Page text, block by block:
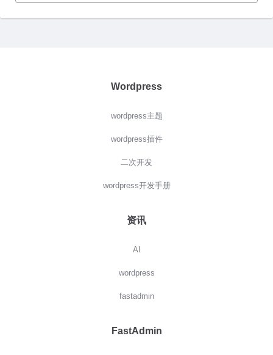
Wordpress
wordpress主题
wordpress插件
二次开发
wordpress开发手册
资讯
AI
wordpress
fastadmin
FastAdmin